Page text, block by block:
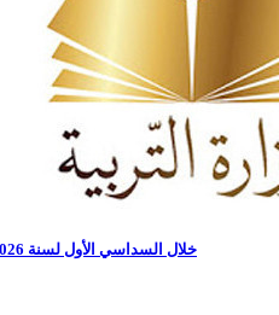
خلال السداسي الأول لسنة 2026:حجز 1926 قطعة من المواد المدرسية